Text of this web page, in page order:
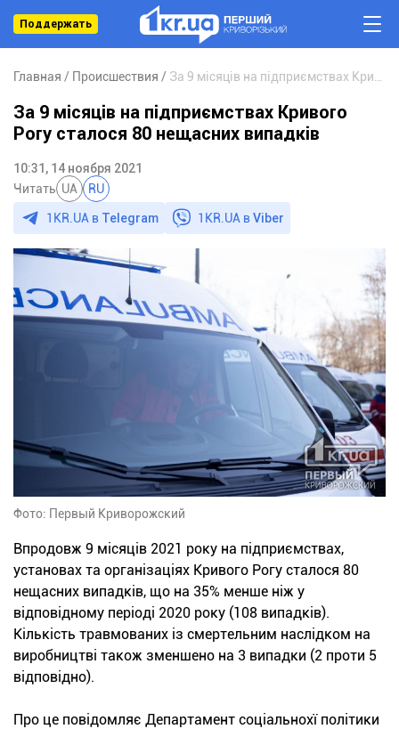
Поддержать
Главная Происшествия
За 9 місяців на підприємствах Кривого
Рогу сталося 80 нещасних випадків
10:31, 14 ноября 2021
Читать UA RU
1KR.UA в Telegram 1KR.UA вViber
Фото: Первый Криворожский
Впродовж 9 місяців 2021 року на підприємствах,
установах та організаціях Кривого Рогу сталося 80
нещасних випадків, що на 35% менше ніж у
відповідному періоді 2020 року (108 випадків).
Кількість травмованих із смертельним наслідком на
виробництві також зменшено на 3 випадки (2 проти 5
відповідно).
Про це повідомляє Департамент соціальнохї політики